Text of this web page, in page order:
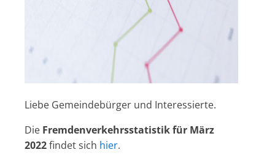
Liebe Gemeindebürger und Interessierte.
Die Fremdenverkehrsstatistik für März
2022findet sich hier.